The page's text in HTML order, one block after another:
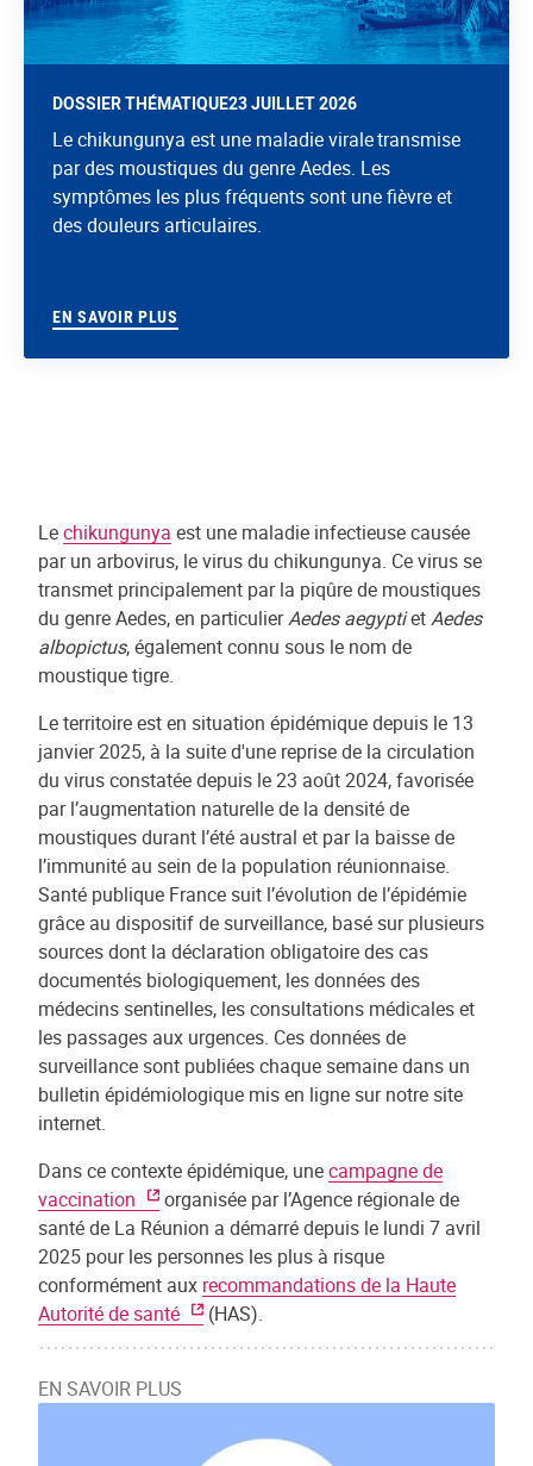
DOSSIER THÉMATIQUE23 JUILLET 2026
Le chikungunya est une maladie virale transmise
par des moustiques du genre Aedes. Les
symptômes les plus fréquents sont une fièvre et
des douleurs articulaires.
EN SAVOIR PLUS
Lechikungunya est une maladie infectieuse causée
par un arbovirus, le virus du chikungunya. Ce virus se
transmet principalement par la piqûre de moustiques
du genre Aedes, en particulierAedes aegyptietAedes
albopictus, également connu sous le nom de
moustique tigre.
Le territoire est en situation épidémique depuis le 13
janvier 2025, à la suite d'une reprise de la circulation
du virus constatée depuis le 23 août 2024, favorisée
par l’augmentation naturelle de la densité de
moustiques durant l’été austral et par la baisse de
l’immunité au sein de la population réunionnaise.
Santé publique France suit l’évolution de l’épidémie
grâce au dispositif de surveillance, basé sur plusieurs
sources dont la déclaration obligatoire des cas
documentés biologiquement, les données des
médecins sentinelles, les consultations médicales et
les passages aux urgences. Ces données de
surveillance sont publiées chaque semaine dans un
bulletin épidémiologique mis en ligne sur notre site
internet.
Dans ce contexte épidémique, unecampagne de
vaccination
organisée par l’Agence régionale de
santé de La Réunion a démarré depuis le lundi 7 avril
2025 pour les personnes les plus à risque
conformément aux recommandations de la Haute
Autorité de santé
(HAS).
EN SAVOIR PLUS